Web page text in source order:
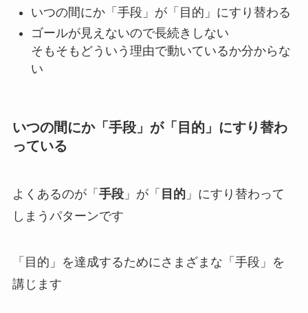
いつの間にか「手段」が「目的」にすり替わる
ゴールが見えないので長続きしない
そもそもどういう理由で動いているか分からな
い
いつの間にか「手段」が「目的」にすり替わ
っている
よくあるのが「 手段」が「 目的」にすり替わって
しまうパターンです
「目的」を達成するためにさまざまな「手段」を
講じます